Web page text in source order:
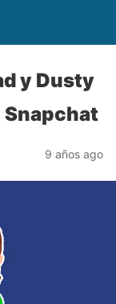
y Dusty
Snapchat
9 años ago